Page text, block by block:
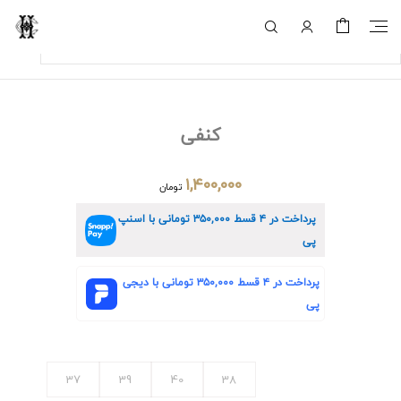
کنفی
۱,۴۰۰,۰۰۰ تومان
پرداخت در ۴ قسط ۳۵۰,۰۰۰تومانی با اسنپ
پی
پرداخت در ۴ قسط ۳۵۰,۰۰۰تومانی با دیجی
پی
38
40
39
37